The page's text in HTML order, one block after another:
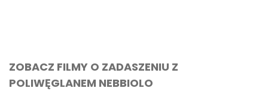
ZOBACZ FILMY O ZADASZENIU Z
POLIWĘGLANEM NEBBIOLO